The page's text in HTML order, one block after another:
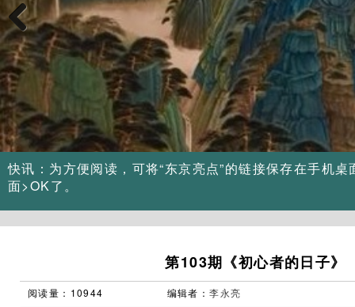
Previous
快讯：为方便阅读，可将“东京亮点”的链接保存在手机
面>OK了。
第103期《初心者的日子》
阅读量：10944 编辑者：李永亮